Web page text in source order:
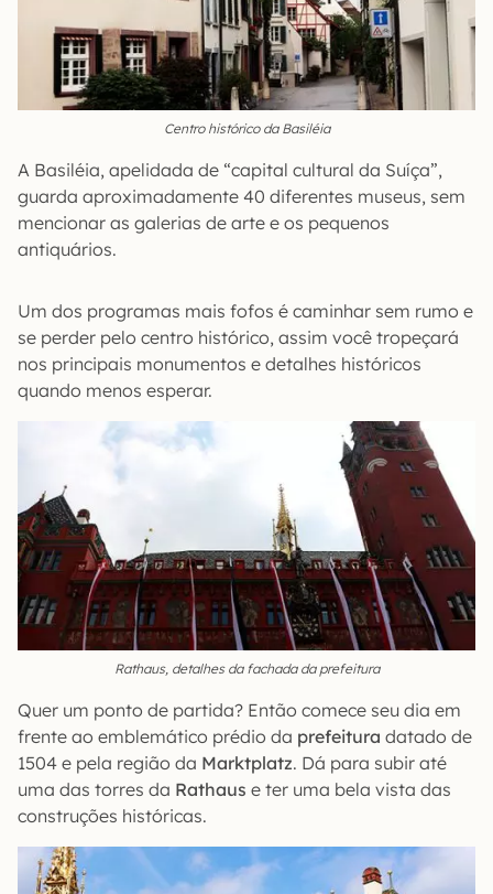
Centro histórico da Basiléia
A Basiléia, apelidada de “capital cultural da Suíça”,
guarda aproximadamente 40 diferentes museus, sem
mencionar as galerias de arte e os pequenos
antiquários.
Um dos programas mais fofos é caminhar sem rumo e
se perder pelo centro histórico, assim você tropeçará
nos principais monumentos e detalhes históricos
quando menos esperar.
Rathaus, detalhes da fachada da prefeitura
Quer um ponto de partida? Então comece seu dia em
frente ao emblemático prédio da prefeitura datado de
1504 e pela região da Marktplatz. Dá para subir até
uma das torres da Rathaus e ter uma bela vista das
construções históricas.